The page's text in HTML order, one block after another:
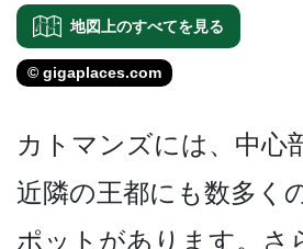
地図上のすべてを見る
© gigaplaces.com
カトマンズには、中心
近隣の王都にも数多く
ポットが­あります。さ